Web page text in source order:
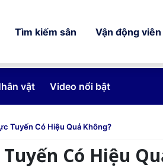
Tìm kiếm sân Vận động viên
vật Video nổi bật
Tuyến Có Hiệu Quả Không?
Có Hiệu